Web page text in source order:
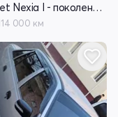
Chevrolet Nexia I - поколение рестайлинг
000 км